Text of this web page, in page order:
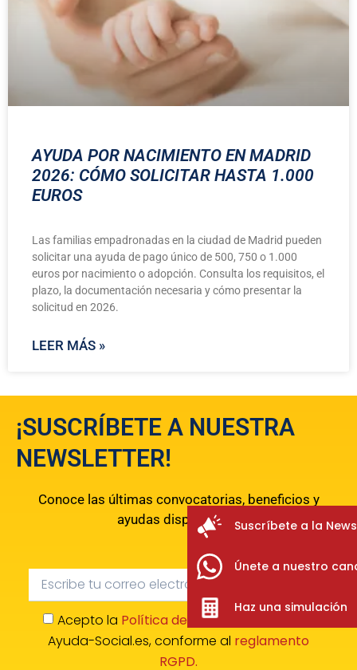
AYUDA POR NACIMIENTO EN MADRID
2026: CÓMO SOLICITAR HASTA 1.000
EUROS
Las familias empadronadas en la ciudad de Madrid pueden
solicitar una ayuda de pago único de 500, 750 o 1.000
euros por nacimiento o adopción. Consulta los requisitos, el
plazo, la documentación necesaria y cómo presentar la
solicitud en 2026.
LEER MÁS »
¡SUSCRÍBETE A NUESTRA
NEWSLETTER!
Conoce las últimas convocatorias, beneficios y
ayudas disponibles.
Acepto la Política de Confidencialidad
Ayuda-Social.es, conforme al reglamento
RGPD.
Suscríbete a la
Únete a nuestro
Haz una simulación